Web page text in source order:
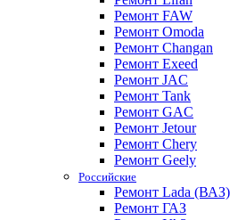
Ремонт FAW
Ремонт Omoda
Ремонт Changan
Ремонт Exeed
Ремонт JAC
Ремонт Tank
Ремонт GAC
Ремонт Jetour
Ремонт Chery
Ремонт Geely
Российские
Ремонт Lada (ВАЗ)
Ремонт ГАЗ